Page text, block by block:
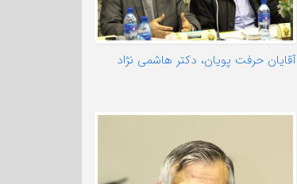
آقایان حرفت پویان، دکتر هاشمی نژاد